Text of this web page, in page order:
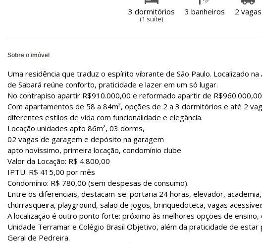
3 dormitórios
(1 suíte)
3 banheiros 2 vagas
Sobre o imóvel
Uma residência que traduz o espírito vibrante de São Paulo. Localizado
de Sabará reúne conforto, praticidade e lazer em um só lugar.
No contrapiso apartir R$910.000,00 e reformado apartir de
Com apartamentos de 58 a 84m², opções de 2 a 3 dormitórios e até 2
diferentes estilos de vida com funcionalidade e elegância.
Locação unidades apto 86m², 03 dorms,
02 vagas de garagem e depósito na garagem
apto novíssimo, primeira locação, condomínio clube
Valor da Locação: R$ 4.800,00
IPTU: R$ 415,00 por mês
Condomínio: R$ 780,00 (sem despesas de consumo).
Entre os diferenciais, destacam-se: portaria 24 horas, elevador,
churrasqueira, playground, salão de jogos, brinquedoteca, vagas
A localização é outro ponto forte: próximo às melhores opções de ensino,
Unidade Terramar e Colégio Brasil Objetivo, além da praticidade de
Geral de Pedreira.